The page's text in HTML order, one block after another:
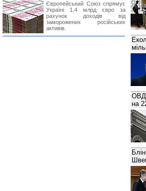
на
Європейський Союз спрямує
Україні 1,4 млрд євро за
рахунок доходів від
заморожених російських
активів.